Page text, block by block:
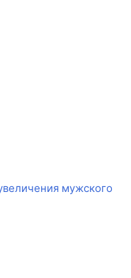
мужского